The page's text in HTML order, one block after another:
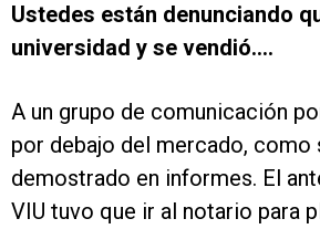
Ustedes están denunciando
universidad y se vendió….
A un grupo de comunicación
por debajo del mercado, como
demostrado en informes. El
VIU tuvo que ir al notario para